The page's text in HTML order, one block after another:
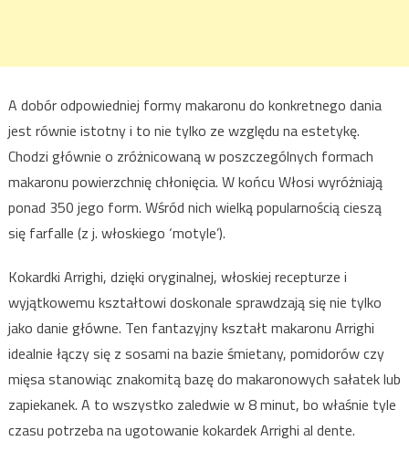
A dobór odpowiedniej formy makaronu do konkretnego dania
jest równie istotny i to nie tylko ze względu na estetykę.
Chodzi głównie o zróżnicowaną w poszczególnych formach
makaronu powierzchnię chłonięcia. W końcu Włosi wyróżniają
ponad 350 jego form. Wśród nich wielką popularnością cieszą
się farfalle (z j. włoskiego ‘motyle’).
Kokardki Arrighi, dzięki oryginalnej, włoskiej recepturze i
wyjątkowemu kształtowi doskonale sprawdzają się nie tylko
jako danie główne. Ten fantazyjny kształt makaronu Arrighi
idealnie łączy się z sosami na bazie śmietany, pomidorów czy
mięsa stanowiąc znakomitą bazę do makaronowych sałatek lub
zapiekanek. A to wszystko zaledwie w 8 minut, bo właśnie tyle
czasu potrzeba na ugotowanie kokardek Arrighi al dente.